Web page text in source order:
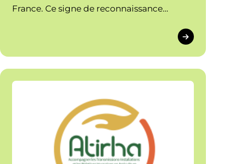
France. Ce signe de reconnaissance
acteurs de l'économie sociale et solidaire
et affirme l'appartenance des Cuma à un
modèle économique fondé sur la
coopération, la démocratie et l'intérêt